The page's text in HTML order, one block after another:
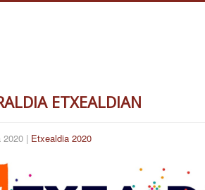
ETXEALDIAN
2020 | Etxealdia 2020